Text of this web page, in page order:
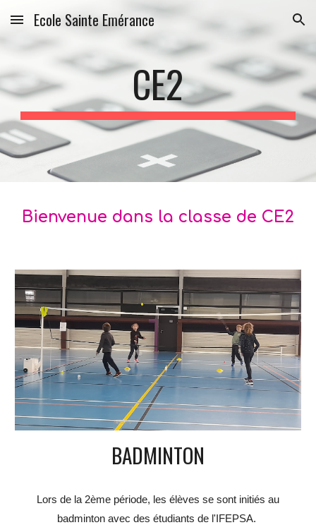
Skip to main content Skip to navigation
Ecole Sainte Emérance
CE2
Bienvenue dans la classe de CE2
BADMINTON
Lors de la 2ème période, les élèves se sont initiés au
badminton avec des étudiants de l'IFEPSA.